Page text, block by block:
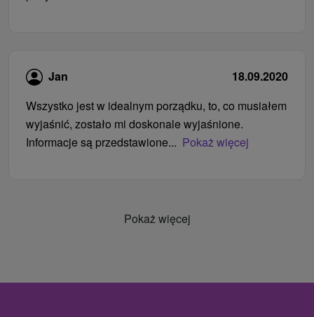
Jan
18.09.2020
Wszystko jest w idealnym porządku, to, co musiałem
wyjaśnić, zostało mi doskonale wyjaśnione.
Informacje są przedstawione... Pokaż więcej
Pokaż więcej